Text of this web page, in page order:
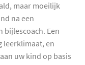
maar moeilijk
na een
bijlescoach. Een
leerklimaat, en
uw kind op basis